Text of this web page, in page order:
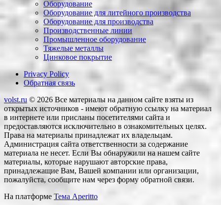
Оборудование
Оборудование для литейного производства
Оборудование для производства
Производственные линии
Промышленное оборудование
Тяжелые металлы
Цинковое покрытие
Privacy Policy
Обратная связь
volst.ru © 2026 Все материалы на данном сайте взяты из
открытых источников - имеют обратную ссылку на материал
в интернете или присланы посетителями сайта и
предоставляются исключительно в ознакомительных целях.
Права на материалы принадлежат их владельцам.
Администрация сайта ответственности за содержание
материала не несет. Если Вы обнаружили на нашем сайте
материалы, которые нарушают авторские права,
принадлежащие Вам, Вашей компании или организации,
пожалуйста, сообщите нам через форму обратной связи.
На платформе Тема Aperitto